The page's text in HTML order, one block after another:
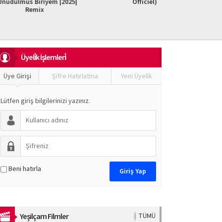
Üyeli̇k İşlemleri̇
Üye Girişi Şifre Hatırlatma Yeni Üyelik
Lütfen giriş bilgilerinizi yazınız.
Beni hatırla
Yeşilçam Filmler TÜMÜ